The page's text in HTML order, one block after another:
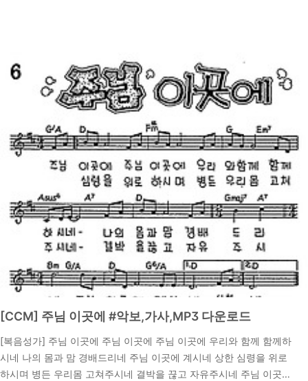
의 수고가 헛되며 여호와께서 성을 지키지 아니하시면 파수꾼의 깨어
있음이 헛되도다이 구절은 하나님이 함께하지 않으면 우리의 모든 수
고가 헛되다는 것을 강조합니다. 찬양 가사에서 "주께서 세우지 않으
면 수고 헛되네"라는 표현은, 우리의 노력과 계획이 하나님 없이는 의
미가 없음을 잘 나타냅니다...
[CCM] 주님 이곳에 #악보,가사,MP3 다운로드
[복음성가] 주님 이곳에 주님 이곳에 주님 이곳에 우리와 함께 함께하
시네 나의 몸과 맘 경배드리네 주님 이곳에 계시네 상한 심령을 위로
하시며 병든 우리몸 고쳐주시네 결박을 끊고 자유주시네 주님 이곳에